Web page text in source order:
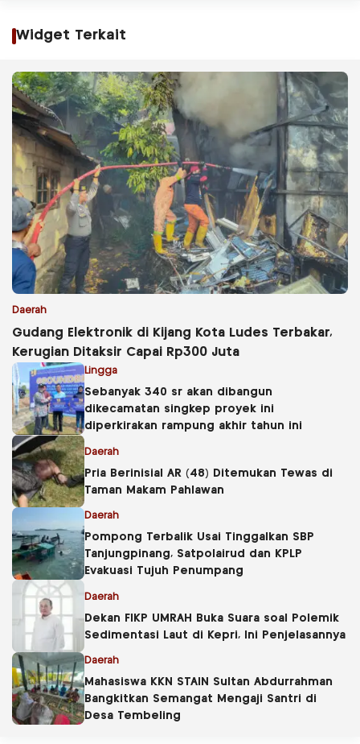
Widget Terkait
Daerah
Gudang Elektronik di Kijang Kota Ludes Terbakar,
Kerugian Ditaksir Capai Rp300 Juta
Lingga
Sebanyak 340 sr akan dibangun
dikecamatan singkep proyek ini
diperkirakan rampung akhir tahun ini
Daerah
Pria Berinisial AR (48) Ditemukan Tewas di
Taman Makam Pahlawan
Daerah
Pompong Terbalik Usai Tinggalkan SBP
Tanjungpinang, Satpolairud dan KPLP
Evakuasi Tujuh Penumpang
Daerah
Dekan FIKP UMRAH Buka Suara soal Polemik
Sedimentasi Laut di Kepri, Ini Penjelasannya
Daerah
Mahasiswa KKN STAIN Sultan Abdurrahman
Bangkitkan Semangat Mengaji Santri di
Desa Tembeling